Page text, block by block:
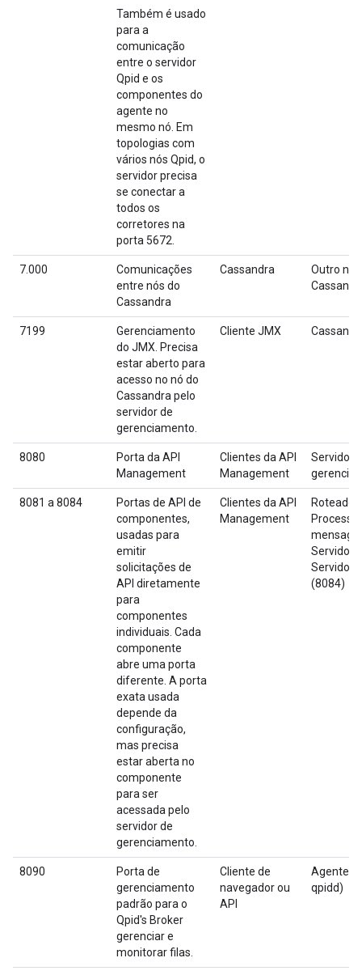
Também é usado
para a
comunicação
entre o servidor
Qpid e os
componentes do
agente no
mesmo nó. Em
topologias com
vários nós Qpid, o
servidor precisa
se conectar a
todos os
corretores na
porta 5672.
7.000
Comunicações
entre nós do
Cassandra
Cassandra
Outro nó
7199
Gerenciamento
do JMX. Precisa
estar aberto para
acesso no nó do
Cassandra pelo
servidor de
gerenciamento.
Cliente JMX
8080
Porta da API
Management
Clientes da API
Management
Servidor
8081 a 8084
Portas de API de
componentes,
usadas para
emitir
solicitações de
API diretamente
para
componentes
individuais. Cada
componente
abre uma porta
diferente. A porta
exata usada
depende da
configuração,
mas precisa
estar aberta no
componente
para ser
acessada pelo
servidor de
gerenciamento.
Clientes da API
Management
Roteador
Servidor
Servidor
(8084)
8090
Porta de
gerenciamento
padrão para o
Qpid's Broker
gerenciar e
monitorar filas.
Cliente de
navegador ou
API
Agente
qpidd)